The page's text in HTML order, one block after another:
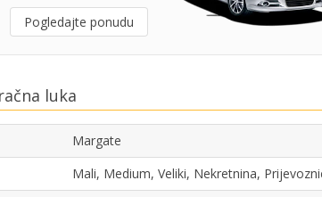
Pogledajte ponudu
luka
Margate
Mali, Medium, Veliki, Nekretnina,